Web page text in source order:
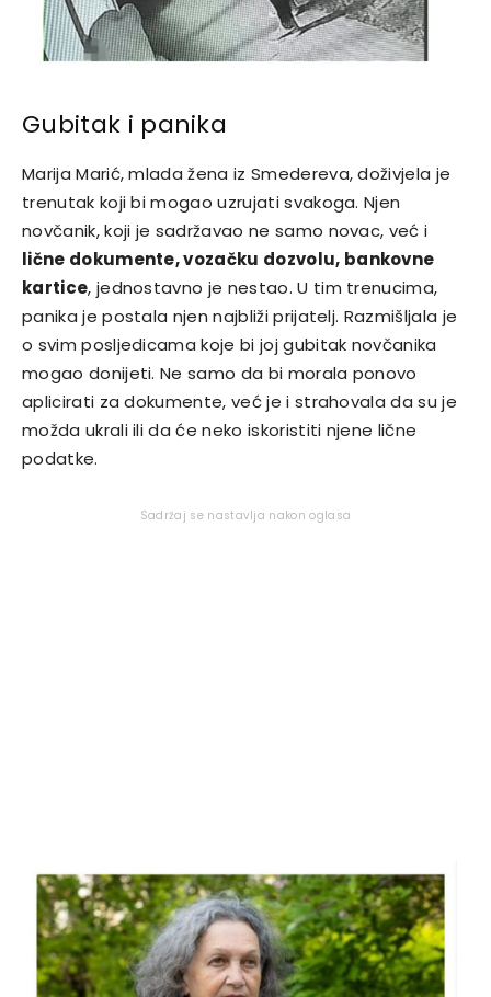
Gubitak i panika
Marija Marić, mlada žena iz Smedereva, doživjela je
trenutak koji bi mogao uzrujati svakoga. Njen
novčanik, koji je sadržavao ne samo novac, već i
lične dokumente, vozačku dozvolu, bankovne
kartice, jednostavno je nestao. U tim trenucima,
panika je postala njen najbliži prijatelj. Razmišljala je
o svim posljedicama koje bi joj gubitak novčanika
mogao donijeti. Ne samo da bi morala ponovo
aplicirati za dokumente, već je i strahovala da su je
možda ukrali ili da će neko iskoristiti njene lične
podatke.
Sadržaj se nastavlja nakon oglasa